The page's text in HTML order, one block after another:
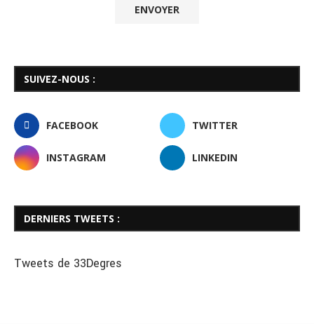
SUIVEZ-NOUS :
FACEBOOK TWITTER
INSTAGRAM LINKEDIN
DERNIERS TWEETS :
Tweets de 33Degres